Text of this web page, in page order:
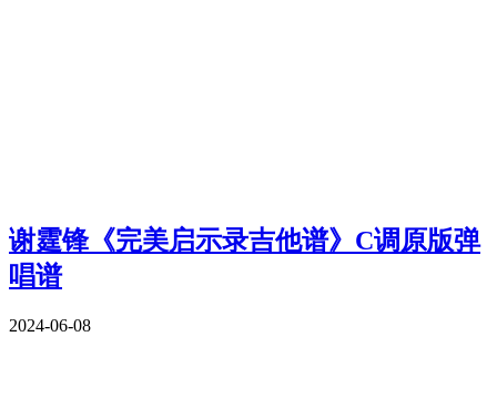
谢霆锋《完美启示录吉他谱》C调原版弹
唱谱
2024-06-08